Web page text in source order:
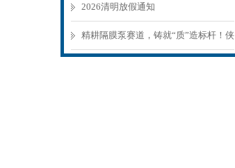
相第27届环博会
2026清明放假通知
精耕隔膜泵赛道，铸就“质”造标杆！侠